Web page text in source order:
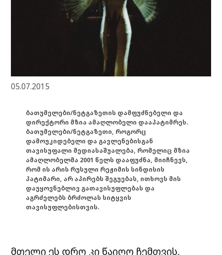
05.07.2015
ბათუმელები/ნეტგაზეთის დამფუძნებელი და
დირექტორი მზია ამაღლობელი დააპატიმრეს.
ბათუმელები/ნეტგაზეთი, როგორც
დამოუკიდებელი და გავლენებისგან
თავისუფალი მედიასაშუალება, რომელიც მზია
ამაღლობელმა 2001 წელს დააფუძნა, მიიჩნევს,
რომ ის არის რუსული რეჟიმის სინდისის
პატიმარი, არ აპირებს შეგუებას, ითხოვს მის
დაუყოვნებლივ გათავისუფლებას და
აგრძელებს ბრძოლას სიტყვის
თავისუფლებისთვის.
მთელი ეს დრო კი წაიღო ჩემთვის,